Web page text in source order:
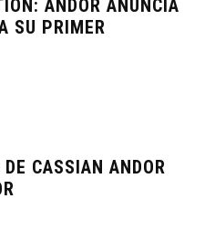
ANDOR ANUNCIA
SU PRIMER
CASSIAN ANDOR